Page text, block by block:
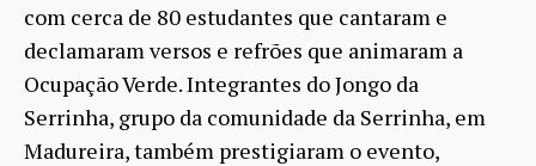
com cerca de 80 estudantes que cantaram e
declamaram versos e refrões que animaram a
Ocupação Verde. Integrantes do Jongo da
Serrinha, grupo da comunidade da Serrinha, em
Madureira, também prestigiaram o evento,